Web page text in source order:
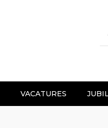
VACATURES